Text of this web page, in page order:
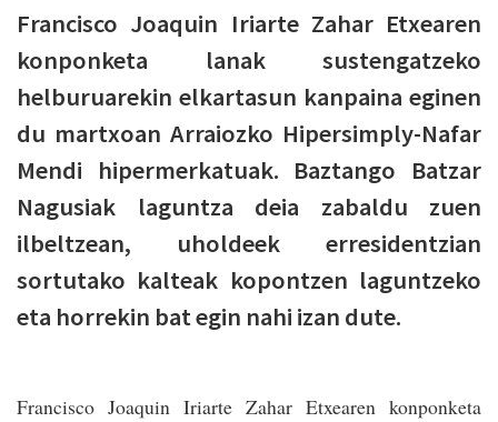
Francisco Joaquin Iriarte Zahar Etxearen
konponketa lanak sustengatzeko
helburuarekin elkartasun kanpaina eginen
du martxoan Arraiozko Hipersimply-Nafar
Mendi hipermerkatuak. Baztango Batzar
Nagusiak laguntza deia zabaldu zuen
ilbeltzean, uholdeek erresidentzian
sortutako kalteak kopontzen laguntzeko
eta horrekin bat egin nahi izan dute.
Francisco Joaquin Iriarte Zahar Etxearen konponketa